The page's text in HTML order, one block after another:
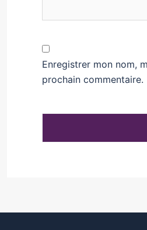
Enregistrer mon nom,
prochain commentaire.